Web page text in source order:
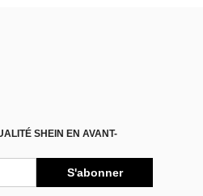
SHEIN EN AVANT-
S'abonner